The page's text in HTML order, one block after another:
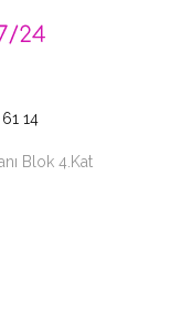
14
Blok 4.Kat